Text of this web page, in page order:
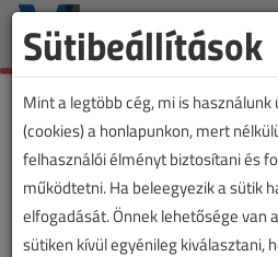
Sütibeállítások
Mint a legtöbb cég, mi is
(cookies) a honlapunkon, mert
felhasználói élményt biztosítani és
működtetni. Ha beleegyezik a sütik
elfogadását. Önnek lehetősége van
sütiken kívül egyénileg kiválasztani,